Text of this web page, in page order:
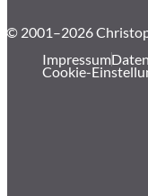
© 2001–2026
Impressum
Cookie-